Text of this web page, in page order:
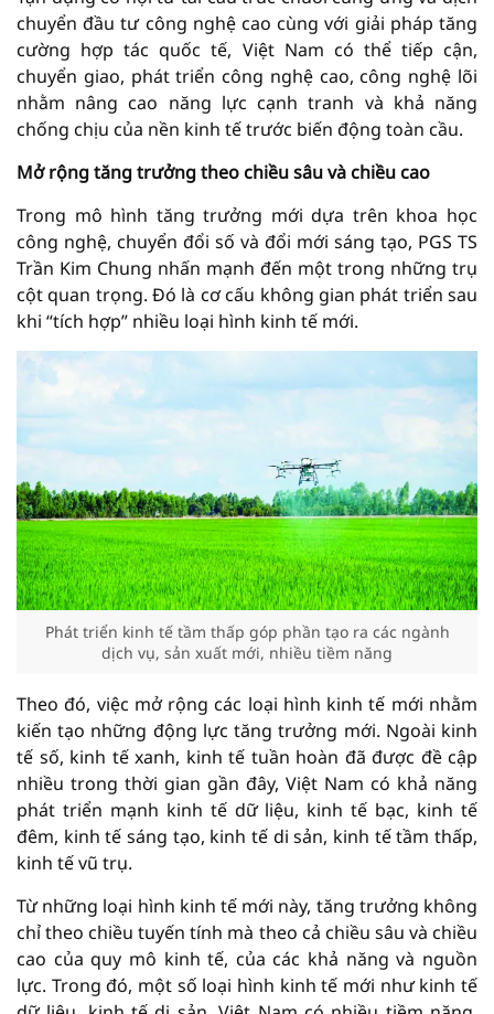
chuyển đầu tư công nghệ cao cùng với giải pháp tăng
cường hợp tác quốc tế, Việt Nam có thể tiếp cận,
chuyển giao, phát triển công nghệ cao, công nghệ lõi
nhằm nâng cao năng lực cạnh tranh và khả năng
chống chịu của nền kinh tế trước biến động toàn cầu.
Mở rộng tăng trưởng theo chiều sâu và chiều cao
Trong mô hình tăng trưởng mới dựa trên khoa học
công nghệ, chuyển đổi số và đổi mới sáng tạo, PGS TS
Trần Kim Chung nhấn mạnh đến một trong những trụ
cột quan trọng. Đó là cơ cấu không gian phát triển sau
khi “tích hợp” nhiều loại hình kinh tế mới.
Phát triển kinh tế tầm thấp góp phần tạo ra các ngành
dịch vụ, sản xuất mới, nhiều tiềm năng
Theo đó, việc mở rộng các loại hình kinh tế mới nhằm
kiến tạo những động lực tăng trưởng mới. Ngoài kinh
tế số, kinh tế xanh, kinh tế tuần hoàn đã được đề cập
nhiều trong thời gian gần đây, Việt Nam có khả năng
phát triển mạnh kinh tế dữ liệu, kinh tế bạc, kinh tế
đêm, kinh tế sáng tạo, kinh tế di sản, kinh tế tầm thấp,
kinh tế vũ trụ.
Từ những loại hình kinh tế mới này, tăng trưởng không
chỉ theo chiều tuyến tính mà theo cả chiều sâu và chiều
cao của quy mô kinh tế, của các khả năng và nguồn
lực. Trong đó, một số loại hình kinh tế mới như kinh tế